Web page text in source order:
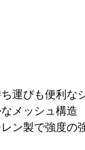
運びも便利な
メッシュ構造
ン製で強度の